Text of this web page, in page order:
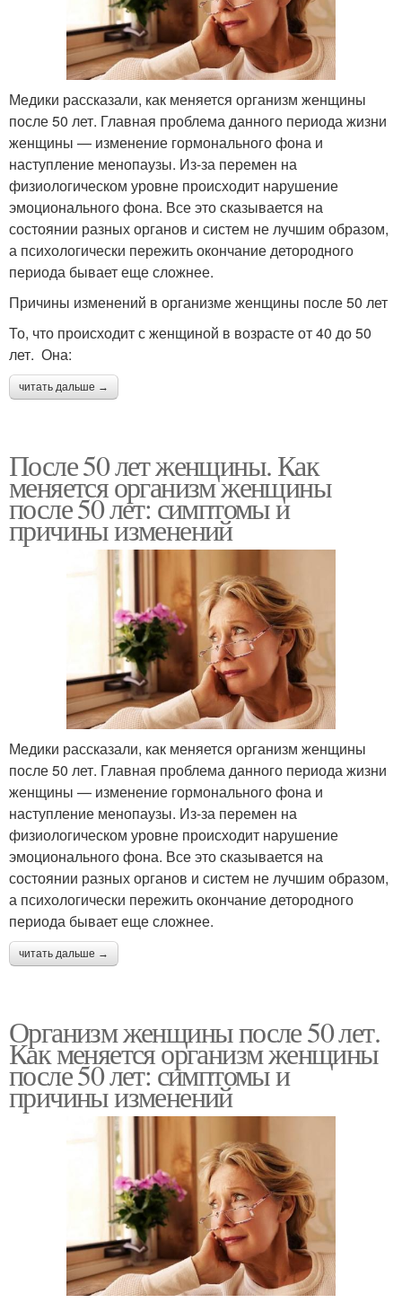
Медики рассказали, как меняется организм женщины
после 50 лет. Главная проблема данного периода жизни
женщины — изменение гормонального фона и
наступление менопаузы. Из-за перемен на
физиологическом уровне происходит нарушение
эмоционального фона. Все это сказывается на
состоянии разных органов и систем не лучшим образом,
а психологически пережить окончание детородного
периода бывает еще сложнее.
Причины изменений в организме женщины после 50 лет
То, что происходит с женщиной в возрасте от 40 до 50
лет. Она:
читать дальше →
После 50 лет женщины. Как
меняется организм женщины
после 50 лет: симптомы и
причины изменений
Медики рассказали, как меняется организм женщины
после 50 лет. Главная проблема данного периода жизни
женщины — изменение гормонального фона и
наступление менопаузы. Из-за перемен на
физиологическом уровне происходит нарушение
эмоционального фона. Все это сказывается на
состоянии разных органов и систем не лучшим образом,
а психологически пережить окончание детородного
периода бывает еще сложнее.
читать дальше →
Организм женщины после 50 лет.
Как меняется организм женщины
после 50 лет: симптомы и
причины изменений